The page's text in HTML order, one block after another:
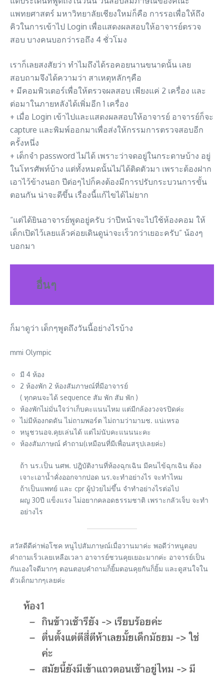
แพทยศาสตร์ มหาวิทยาลัยเชียงใหม่ก็คือ การรอเพื่อให้ถึง
คิวในการเข้าไป Login เพื่อแสดงผลสอบให้อาจารย์ตรวจ
สอบ บางคนบอกว่ารอถึง 4 ชั่วโมง
เราก็เลยสงสัยว่า ทำไมถึงได้รอคอยนานขนาดนั้น เลย
สอบถามจึงได้ความว่า สาเหตุหลักๆคือ
+ มีคอมพิวเตอร์เพื่อให้ตรวจผลสอบ เพียงแค่ 2 เครื่อง และ
ต่อมาในภายหลังได้เพิ่มอีก 1 เครื่อง
+ เมื่อ Login เข้าไปและแสดงผลสอบให้อาจารย์ อาจารย์ก็จะ
capture และพิมพ์ออกมาเพื่อส่งให้กรรมการตรวจสอบอีก
ครั้งหนึ่ง
+ เด็กจำ password ไม่ได้ เพราะว่าจดอยู่ในกระดาษบ้าง อยู่
ในโทรศัพท์บ้าง แต่ทั้งหมดนั้นไม่ได้ติดตัวมา เพราะต้องฝาก
เอาไว้ข้างนอก ปีต่อๆไปก็คงต้องมีการปรับกระบวนการขั้น
ตอนกัน น่าจะดีขึ้น เรื่องนี้แก้ไขได้ไม่ยาก
“แต่ได้ยินอาจารย์พูดอยู่ครับ ว่าปีหน้าจะไปใช้ห้องคอม ให้
เด็กเปิดไว้เลยแล้วค่อยเดินดูน่าจะเร็วกว่าเยอะครับ” น้องๆ
บอกมา
อื่นๆ
ก็มาดูว่า เด็กๆพูดถึงวันนี้อย่างไรบ้าง
mmi Olympic​
มี 4 ห้อง
2 ห้องพัก 2 ห้องสัมภาษณ์​ที่มีอาจารย์
( ทุกคนจะได้ sequence สัม พัก สัม พัก )
ห้องพักไม่มั่นใจว่าเก็บคะแนนไหม แต่มีกล้องวงจรปิดค่ะ
ไม่มีห้องกดดัน ไม่ถามพอร์ต ไม่ถามว่ามามช. แน่เหรอ
หนูชวนอจ.คุยเล่นได้ แต่ไม่นับคะแนนนะคะ
ห้องสัมภาษณ์​ คำถาม(เหมือนที่มีเพื่อนสรุปเลยค่ะ)
ถ้า นร.เป็น นศพ. ปฎิบัติงานที่ห้องฉุกเฉิน มีคนไข้ฉุกเฉิน ต้อง
เจาะเอาน้ำคั่งออกจากปอด นร.จะทำอย่างไร จะทำไหม
ถ้าเป็นแพทย์ และ cpr ผู้ป่วยไม่ขึ้น จำทำอย่างไรต่อไป
ผญ 30ปี แข็งแรง ไม่อยากคลอดธรรมชาติ เพราะกลัวเจ็บ จะทำ
อย่างไร
สวัสดีดีค่าพ่อโชค หนูไปสัมภาษณ์เมื่อวานมาค่ะ พอดีว่าหนูตอบ
คำถามเร็วเลยเหลือเวลา อาจารย์ชวนคุยเยอะมากค่ะ อาจารย์เป็น
กันเองใจดีมากๆ ตอนตอบคำถามก็ยิ้มตอนคุยกันก็ยิ้ม และดูสนใจใน
ตัวเด็กมากๆเลยค่ะ